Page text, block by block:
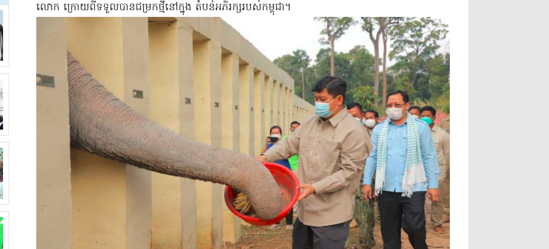
លោក ក្រោយពី​ទទួលបាន​ជម្រក​ថ្មី​នៅក្នុង តំបន់​អភិរក្ស​របស់​កម្ពុជា​។